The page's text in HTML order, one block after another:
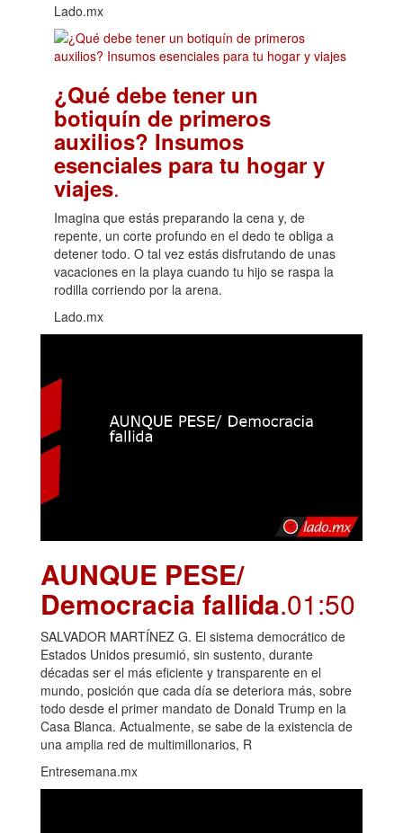
Lado.mx
¿Qué debe tener un
botiquín de primeros
auxilios? Insumos
esenciales para tu hogar y
viajes.
Imagina que estás preparando la cena y, de
repente, un corte profundo en el dedo te obliga a
detener todo. O tal vez estás disfrutando de unas
vacaciones en la playa cuando tu hijo se raspa la
rodilla corriendo por la arena.
Lado.mx
AUNQUE PESE/
Democracia fallida.01:50
SALVADOR MARTÍNEZ G. El sistema democrático de
Estados Unidos presumió, sin sustento, durante
décadas ser el más eficiente y transparente en el
mundo, posición que cada día se deteriora más, sobre
todo desde el primer mandato de Donald Trump en la
Casa Blanca. Actualmente, se sabe de la existencia de
una amplia red de multimillonarios, R
Entresemana.mx